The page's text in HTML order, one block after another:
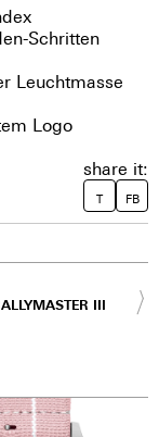
Schritten
Leuchtmasse
Logo
share it:
T FB
III